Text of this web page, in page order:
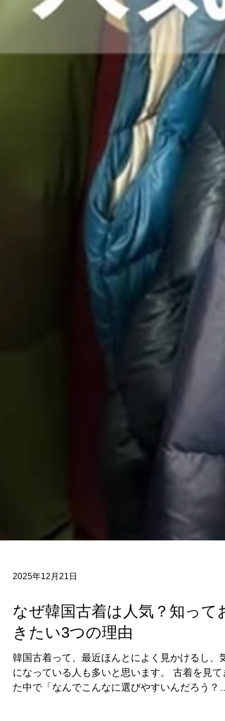
なぜ韓国古着は人気？知ってお
きたい3つの理由
韓国古着って、最近ほんとによく見かけるし、気